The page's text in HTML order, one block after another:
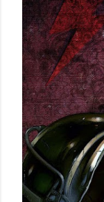
t
a
g
e
n
s